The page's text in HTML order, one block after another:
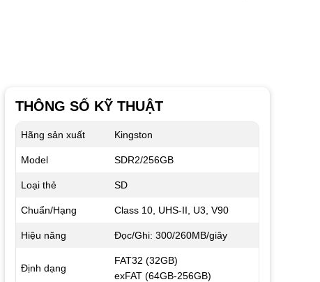
THÔNG SỐ KỸ THUẬT
Hãng sản xuất Kingston
Model SDR2/256GB
Loại thẻ SD
Chuẩn/Hạng Class 10, UHS-II, U3, V90
Hiệu năng Đọc/Ghi: 300/260MB/giây
Định dạng
FAT32 (32GB)
exFAT (64GB-256GB)